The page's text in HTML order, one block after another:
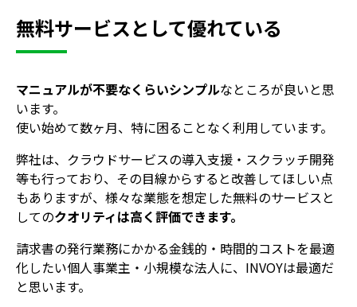
無料サービスとして優れている
マニュアルが不要なくらいシンプルなところが良いと思
います。
使い始めて数ヶ月、特に困ることなく利用しています。
弊社は、クラウドサービスの導入支援・スクラッチ開発
等も行っており、その目線からすると改善してほしい点
もありますが、様々な業態を想定した無料のサービスと
してのクオリティは高く評価できます。
請求書の発行業務にかかる金銭的・時間的コストを最適
化したい個人事業主・小規模な法人に、INVOYは最適だ
と思います。